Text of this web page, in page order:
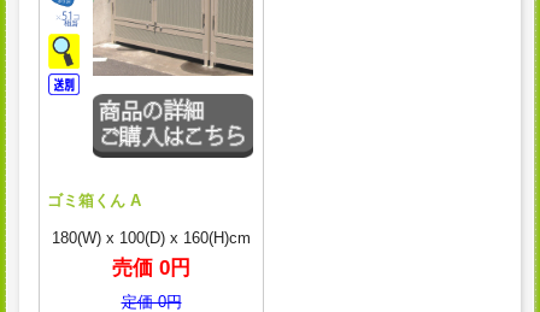
ゴミ箱くん A
180(W) x 100(D) x 160(H)cm
売価 0円
定価 0円